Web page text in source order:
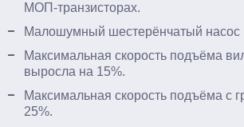
МОП-транзисторах.
Малошумный шестерёнчатый насос
Максимальная скорость подъёма
выросла на 15%.
Максимальная скорость подъёма с
25%.